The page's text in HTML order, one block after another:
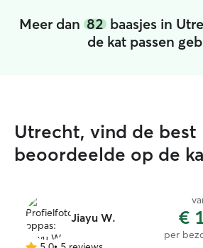
Meer dan 82 baasjes in
de kat passen
Utrecht, vind de best
beoordeelde op de
Jiayu W. €
per